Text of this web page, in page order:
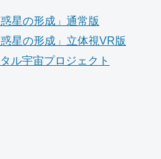
星の形成」通常版
星の形成」立体視VR版
ル宇宙プロジェクト